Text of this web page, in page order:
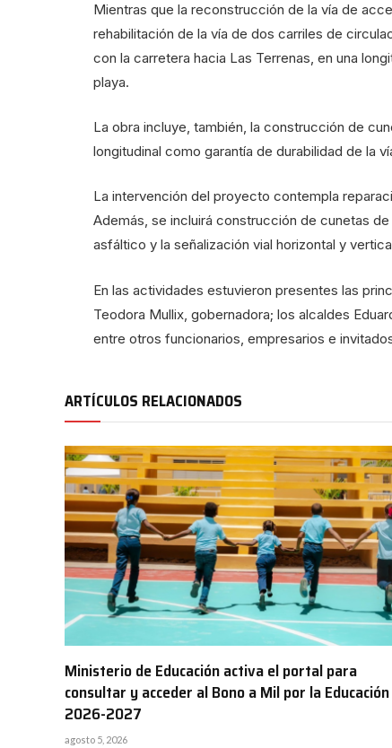
Mientras que la reconstrucción de la vía de
rehabilitación de la vía de dos carriles de
con la carretera hacia Las Terrenas, en una
playa.
La obra incluye, también, la construcción de
longitudinal como garantía de durabilidad de la
La intervención del proyecto contempla
Además, se incluirá construcción de cunetas
asfáltico y la señalización vial horizontal y
En las actividades estuvieron presentes las
Teodora Mullix, gobernadora; los alcaldes
entre otros funcionarios, empresarios e
ARTÍCULOS RELACIONADOS
Ministerio de Educación activa el portal para
consultar y acceder al Bono a Mil por la Educación
2026-2027
agosto 5, 2026